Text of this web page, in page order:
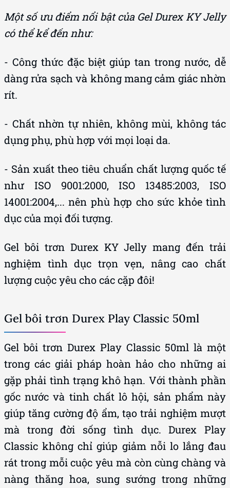
Một số ưu điểm nổi bật của Gel Durex KY Jelly
có thể kể đến như:
- Công thức đặc biệt giúp tan trong nước, dễ
dàng rửa sạch và không mang cảm giác nhờn
rít.
- Chất nhờn tự nhiên, không mùi, không tác
dụng phụ, phù hợp với mọi loại da.
- Sản xuất theo tiêu chuẩn chất lượng quốc tế
như ISO 9001:2000, ISO 13485:2003, ISO
14001:2004,... nên phù hợp cho sức khỏe tình
dục của mọi đối tượng.
Gel bôi trơn Durex KY Jelly mang đến trải
nghiệm tình dục trọn vẹn, nâng cao chất
lượng cuộc yêu cho các cặp đôi!
Gel bôi trơn Durex Play Classic 50ml
Gel bôi trơn Durex Play Classic 50ml là một
trong các giải pháp hoàn hảo cho những ai
gặp phải tình trạng khô hạn. Với thành phần
gốc nước và tinh chất lô hội, sản phẩm này
giúp tăng cường độ ẩm, tạo trải nghiệm mượt
mà trong đời sống tình dục. Durex Play
Classic không chỉ giúp giảm nỗi lo lắng đau
rát trong mỗi cuộc yêu mà còn cùng chàng và
nàng thăng hoa, sung sướng trong những